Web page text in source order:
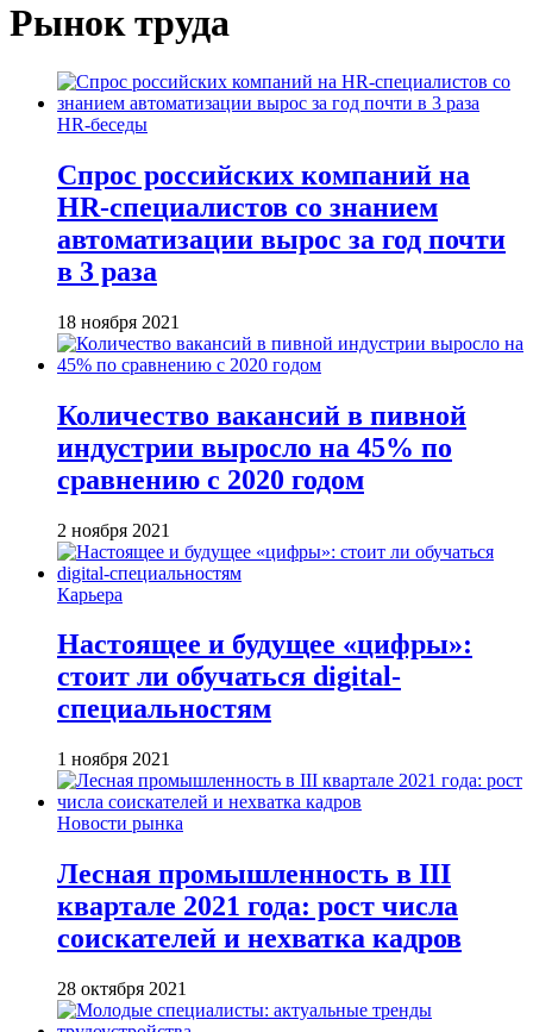
Рынок труда
HR-беседы
Спрос российских компаний на
HR-специалистов со знанием
автоматизации вырос за год почти
в 3 раза
18 ноября 2021
Количество вакансий в пивной
индустрии выросло на 45% по
сравнению с 2020 годом
2 ноября 2021
Карьера
Настоящее и будущее «цифры»:
стоит ли обучаться digital-
специальностям
1 ноября 2021
Новости рынка
Лесная промышленность в III
квартале 2021 года: рост числа
соискателей и нехватка кадров
28 октября 2021